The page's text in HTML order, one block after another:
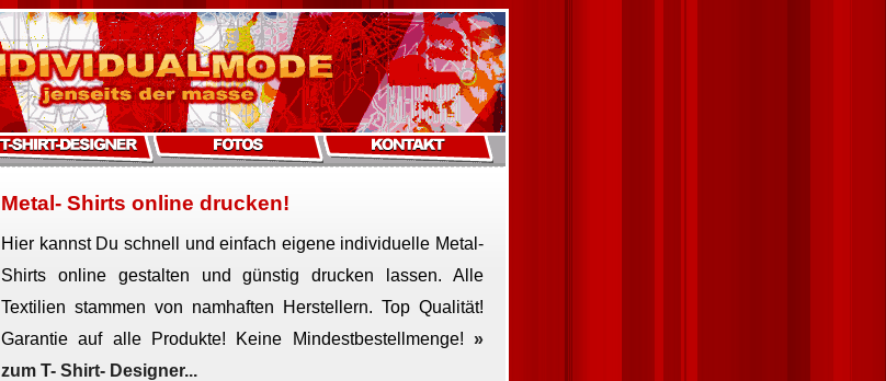
Metal- Shirts online drucken!
Hier kannst Du schnell und einfach eigene individuelle Metal-
Shirts online gestalten und günstig drucken lassen. Alle
Textilien stammen von namhaften Herstellern. Top Qualität!
Garantie auf alle Produkte! Keine Mindestbestellmenge! »
zum T- Shirt- Designer...